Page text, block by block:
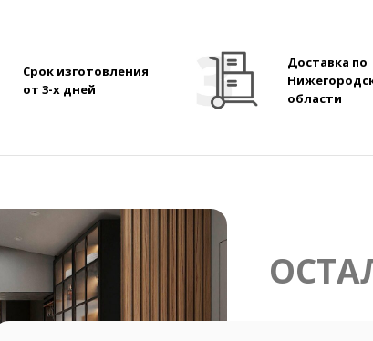
Срок изготовления
от 3-х дней
Доставка по
области